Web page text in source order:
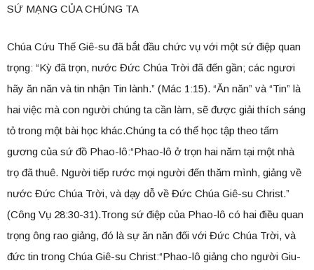
SỨ MẠNG CỦA CHÚNG TA
Chúa Cứu Thế Giê-su đã bắt đầu chức vụ với một sứ điệp quan
trọng: “Kỳ đã trọn, nước Đức Chúa Trời đã đến gần; các ngươi
hãy ăn năn và tin nhận Tin lành.” (Mác 1:15). “Ăn năn” và “Tin” là
hai việc mà con người chúng ta cần làm, sẽ được giải thích sáng
tỏ trong một bài học khác.Chúng ta có thể học tập theo tấm
gương của sứ đồ Phao-lô:“Phao-lô ở trọn hai năm tại một nhà
trọ đã thuê. Người tiếp rước mọi người đến thăm mình, giảng về
nước Đức Chúa Trời, và dạy dỗ về Đức Chúa Giê-su Christ.”
(Công Vụ 28:30-31).Trong sứ điệp của Phao-lô có hai điều quan
trọng ông rao giảng, đó là sự ăn năn đối với Đức Chúa Trời, và
đức tin trong Chúa Giê-su Christ:“Phao-lô giảng cho người Giu-